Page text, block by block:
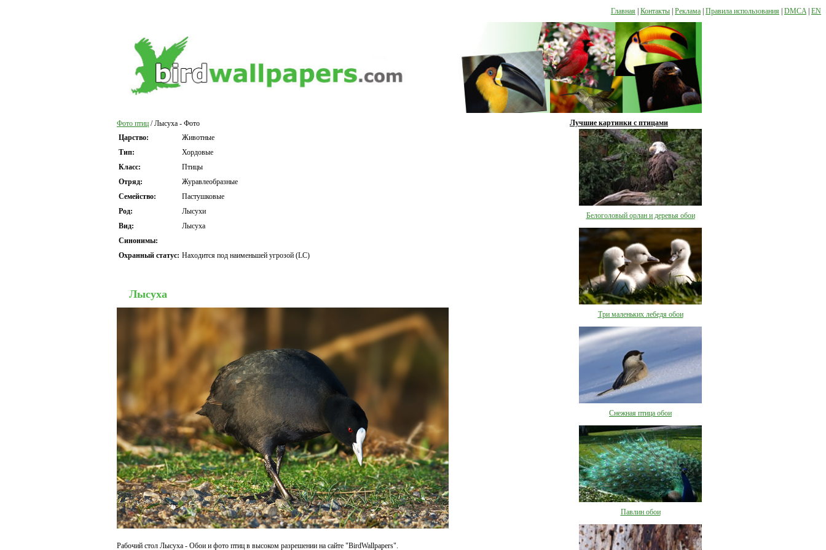
Главная Контакты Реклама Правила использования DMCA EN
Фото птиц / Лысуха - Фото
Царство:
Животные
Тип:
Хордовые
Класс:
Птицы
Отряд:
Журавлеобразные
Семейство:
Пастушковые
Род:
Лысухи
Вид:
Лысуха
Синонимы:
Охранный статус: Находится под наименьшей угрозой (LC)
Лысуха
Рабочий стол Лысуха - Обои и фото птиц в высоком разрешении на сайте "BirdWallpapers".
Лучшие картинки с птицами
Белоголовый орлан и деревья обои
Три маленьких лебедя обои
Снежная птица обои
Павлин обои